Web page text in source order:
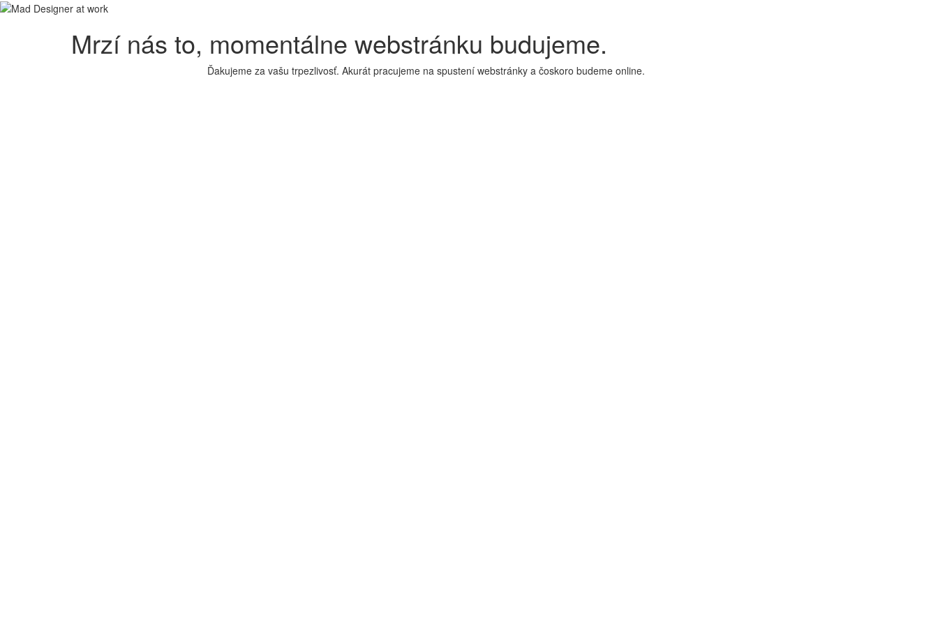
Mrzí nás to, momentálne webstránku budujeme.
Ďakujeme za vašu trpezlivosť. Akurát pracujeme na spustení webstránky a čoskoro budeme online.